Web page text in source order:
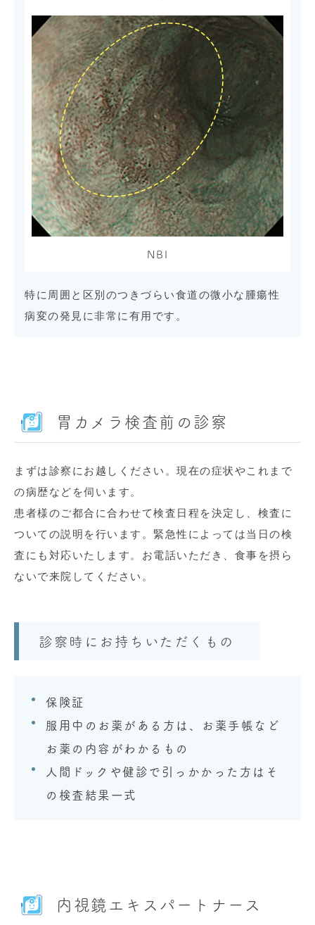
NBI
特に周囲と区別のつきづらい食道の微小な腫瘍性
病変の発見に非常に有用です。
胃カメラ検査前の診察
まずは診察にお越しください。現在の症状やこれまで
の病歴などを伺います。
患者様のご都合に合わせて検査日程を決定し、検査に
ついての説明を行います。緊急性によっては当日の検
査にも対応いたします。お電話いただき、食事を摂ら
ないで来院してください。
診察時にお持ちいただくもの
保険証
服用中のお薬がある方は、お薬手帳など
お薬の内容がわかるもの
人間ドックや健診で引っかかった方はそ
の検査結果一式
内視鏡エキスパートナース